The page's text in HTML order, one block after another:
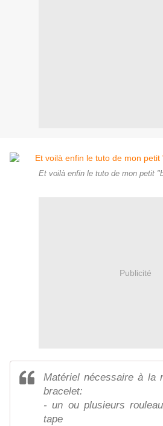
Et voilà enfin le tuto de mon petit
Publicité
Matériel nécessaire à la
bracelet:
- un ou plusieurs
tape